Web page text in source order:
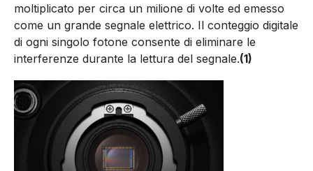
moltiplicato per circa un milione di volte ed emesso
come un grande segnale elettrico. Il conteggio digitale
di ogni singolo fotone consente di eliminare le
interferenze durante la lettura del segnale.(1)